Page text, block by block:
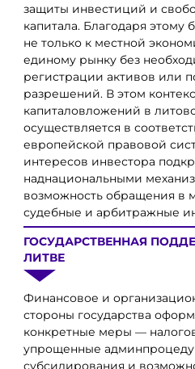
защиты инвестиций и
капитала. Благодаря этому
не только к местной
единому рынку без
регистрации активов или
разрешений. В этом
капиталовложений в
осуществляется в
европейской правовой
интересов инвестора
наднациональными
возможность обращения в
судебные и арбитражные
ГОСУДАРСТВЕННАЯ
ЛИТВЕ
Финансовое и
стороны государства
конкретные меры —
упрощенные
субсидирования и